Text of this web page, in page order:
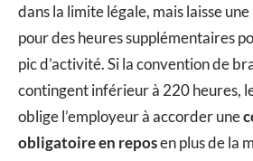
dans la limite légale, mais laisse
pour des heures supplémentaires
pic d’activité. Si la convention de
contingent inférieur à 220 heures,
oblige l’employeur à accorder une
obligatoire en reposen plus de la